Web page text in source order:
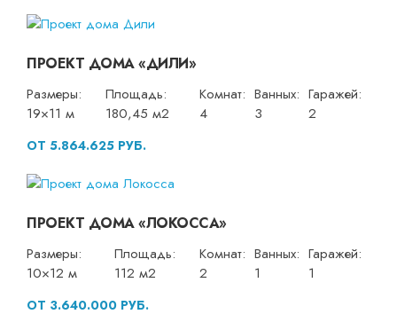
ПРОЕКТ ДОМА «ДИЛИ»
Размеры:
19×11 м
Площадь:
180,45 м2
Комнат:
4
Ванных:
3
Гаражей:
2
ОТ 5.864.625 РУБ.
ПРОЕКТ ДОМА «ЛОКОССА»
Размеры:
10×12 м
Площадь:
112 м2
Комнат:
2
Ванных:
1
Гаражей:
1
ОТ 3.640.000 РУБ.